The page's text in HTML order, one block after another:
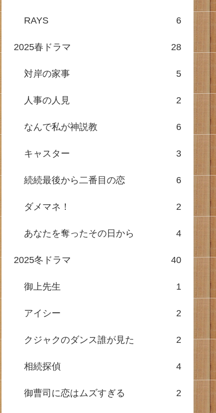
RAYS 6
2025春ドラマ 28
対岸の家事 5
人事の人見 2
なんで私が神説教 6
キャスター 3
続続最後から二番目の恋 6
ダメマネ！ 2
あなたを奪ったその日から 4
2025冬ドラマ 40
御上先生 1
アイシー 2
クジャクのダンス誰が見た 2
相続探偵 4
御曹司に恋はムズすぎる 2